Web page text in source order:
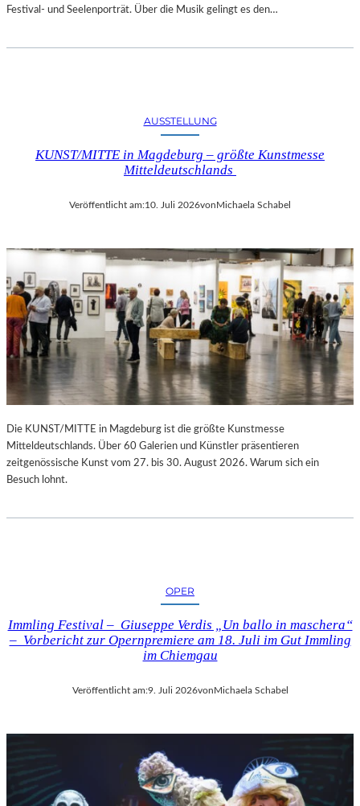
Festival- und Seelenporträt. Über die Musik gelingt es den…
AUSSTELLUNG
KUNST/MITTE in Magdeburg – größte Kunstmesse
Mitteldeutschlands
Veröffentlicht am:10. Juli 2026vonMichaela Schabel
Die KUNST/MITTE in Magdeburg ist die größte Kunstmesse
Mitteldeutschlands. Über 60 Galerien und Künstler präsentieren
zeitgenössische Kunst vom 27. bis 30. August 2026. Warum sich ein
Besuch lohnt.
OPER
Immling Festival – Giuseppe Verdis „Un ballo in maschera“
– Vorbericht zur Opernpremiere am 18. Juli im Gut Immling
im Chiemgau
Veröffentlicht am:9. Juli 2026vonMichaela Schabel